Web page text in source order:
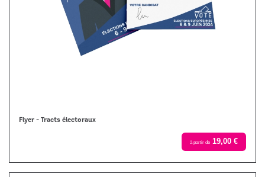
Flyer - Tracts électoraux
à partir de 19,00 €